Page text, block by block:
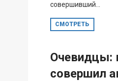
совершивший...
СМОТРЕТЬ
Очевидцы:
совершил